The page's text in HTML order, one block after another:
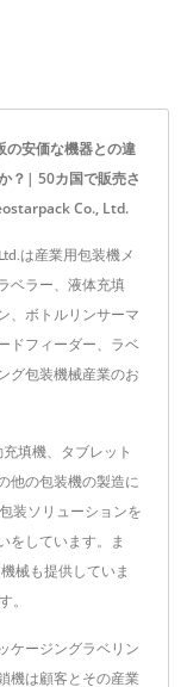
安価な機器との違
？| 50カ国で販売さ
Co., Ltd.
は産業用包装機メ
ベラー、液体充填
、ボトルリンサーマ
ドフィーダー、ラベ
グ包装機械産業のお
填機、タブレット
他の包装機の製造に
装ソリューションを
をしています。ま
械も提供していま
。
ケージングラベリン
機は顧客とその産業